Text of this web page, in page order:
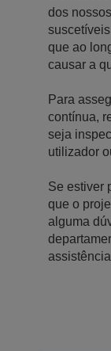
dos
que ao
causar a
Para
contínua,
seja
utilizador
Se estiver
que o
alguma